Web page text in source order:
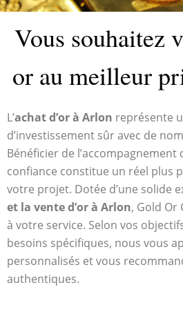
Vous souhaitez
or au meilleur
L’achat d’or à Arlon représente
d’investissement sûr avec de
Bénéficier de l’accompagnement
confiance constitue un réel plus
votre projet. Dotée d’une solide
et la vente d’or à Arlon, Gold Or
à votre service. Selon vos
besoins spécifiques, nous vous
personnalisés et vous
authentiques.